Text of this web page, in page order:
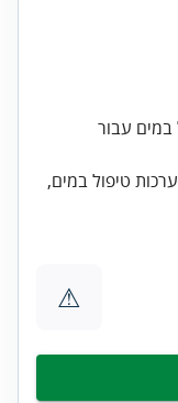
במים עבור
טיפול במים,
⚠